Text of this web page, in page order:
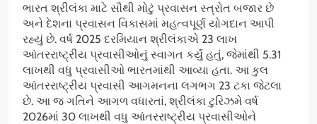
ભારત શ્રીલંકા માટે સૌથી મોટું પ્રવાસન સ્ત્રોત બજાર છે
અને દેશના પ્રવાસન વિકાસમાં મહત્વપૂર્ણ યોગદાન આપી
રહ્યું છે. વર્ષ 2025 દરમિયાન શ્રીલંકાએ 23 લાખ
આંતરરાષ્ટ્રીય પ્રવાસીઓનું સ્વાગત કર્યું હતું, જેમાંથી 5.31
લાખથી વધુ પ્રવાસીઓ ભારતમાંથી આવ્યા હતા. આ કુલ
આંતરરાષ્ટ્રીય પ્રવાસી આગમનના લગભગ 23 ટકા જેટલા
છે. આ જ ગતિને આગળ વધારતાં, શ્રીલંકા ટુરિઝમે વર્ષ
2026માં 30 લાખથી વધુ આંતરરાષ્ટ્રીય પ્રવાસીઓને